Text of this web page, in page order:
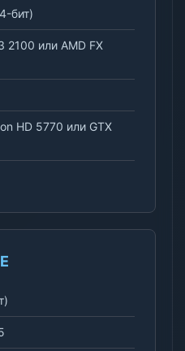
бит)
2100 или AMD FX
HD 5770 или GTX